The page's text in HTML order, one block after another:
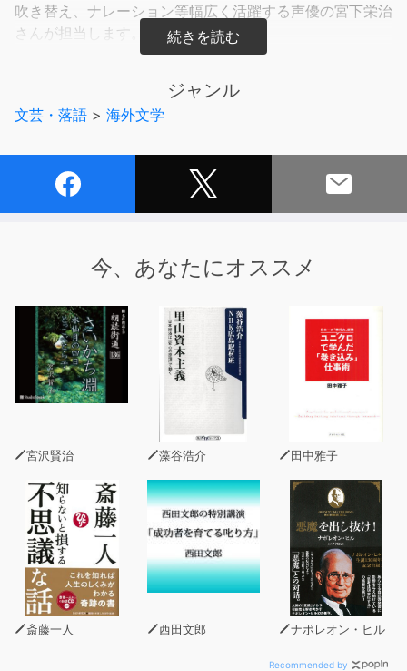
吹き替え、ナレーション等幅広く活躍する声優の宮下栄治
さんが担当します。
だれもそこで働く人を見たことがないナゾの工場だ。そこ
ジャンル
文芸・落語 > 海外文学
今、あなたにオススメ
宮沢賢治 藻谷浩介 田中雅子
斎藤一人 西田文郎 ナポレオン・ヒル
Recommended by